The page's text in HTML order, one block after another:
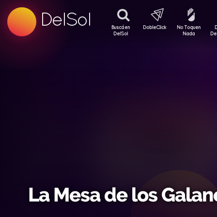
DelSol
99.5 FM
Buscá en
DelSol
DobleClick
No Toquen
Nada
La Mesa de los